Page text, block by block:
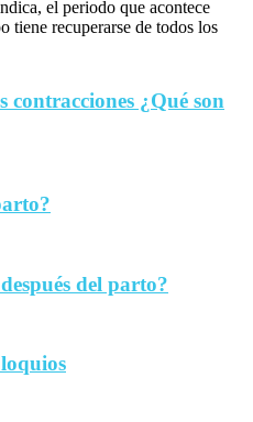
el periodo que acontece
tiene recuperarse de todos los
¿Qué son
del parto?